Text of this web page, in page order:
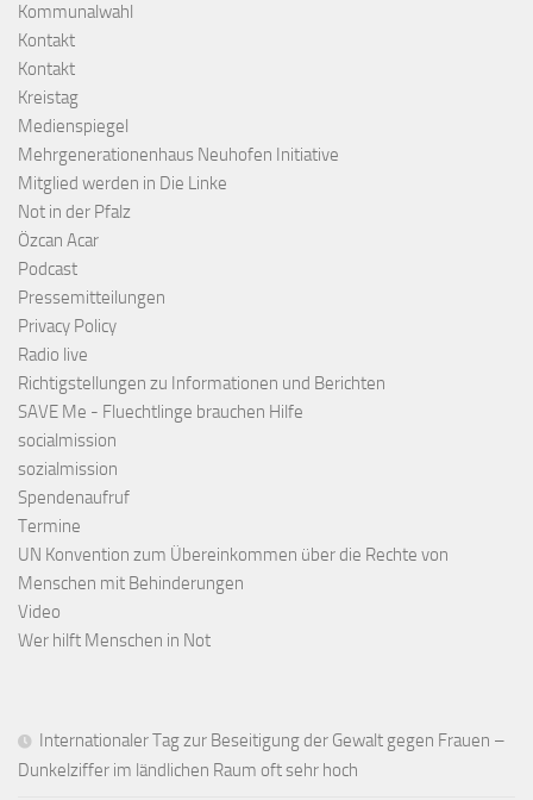
Kommunalwahl
Kontakt
Kontakt
Kreistag
Medienspiegel
Mehrgenerationenhaus Neuhofen Initiative
Mitglied werden in Die Linke
Not in der Pfalz
Özcan Acar
Podcast
Pressemitteilungen
Privacy Policy
Radio live
Richtigstellungen zu Informationen und Berichten
SAVE Me - Fluechtlinge brauchen Hilfe
socialmission
sozialmission
Spendenaufruf
Termine
UN Konvention zum Übereinkommen über die Rechte von
Menschen mit Behinderungen
Video
Wer hilft Menschen in Not
Internationaler Tag zur Beseitigung der Gewalt gegen Frauen –
Dunkelziffer im ländlichen Raum oft sehr hoch